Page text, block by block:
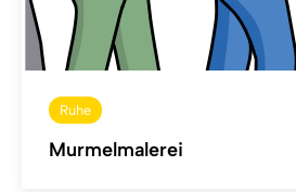
Ruhe
Murmelmalerei